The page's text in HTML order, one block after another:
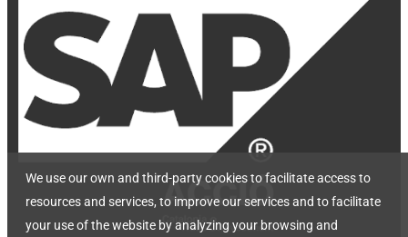
We use our own and third-party cookies to facilitate access to
resources and services, to improve our services and to facilitate
your use of the website by analyzing your browsing and